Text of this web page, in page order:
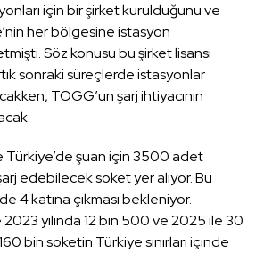
için bir şirket kurulduğunu ve
her bölgesine istasyon
Söz konusu bu şirket lisansı
sonraki süreçlerde istasyonlar
TOGG’un şarj ihtiyacının
şuan için 3500 adet
edebilecek soket yer alıyor. Bu
4 katına çıkması bekleniyor.
yılında 12 bin 500 ve 2025 ile 30
bin soketin Türkiye sınırları içinde